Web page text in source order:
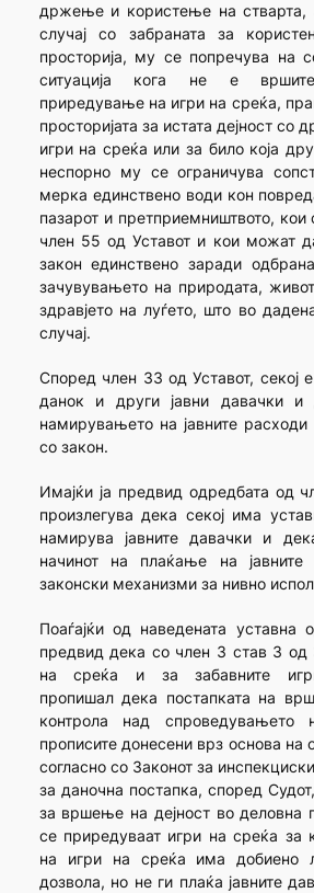
држење и користење на стварта,
случај со забраната за
просторија, му се попречува на
ситуација кога не е
приредување на игри на среќа,
просторијата за истата дејност со
игри на среќа или за било која
неспорно му се ограничува
мерка единствено води кон
пазарот и претприемништвото, кои
член 55 од Уставот и кои можат
закон единствено заради
зачувувањето на природата,
здравјето на луѓето, што во
случај.
Според член 33 од Уставот, секој
данок и други јавни давачки и
намирувањето на јавните
со закон.
Имајќи ја предвид одредбата од
произлегува дека секој има
намирува јавните давачки и
начинот на плаќање на јавните
законски механизми за нивно
Поаѓајќи од наведената уставна
предвид дека со член 3 став 3 од
на среќа и за забавните
пропишал дека постапката на
контрола над спроведувањето
прописите донесени врз основа на
согласно со Законот за
за даночна постапка, според
за вршење на дејност во деловна
се приредуваат игри на среќа за
на игри на среќа има добиено
дозвола, но не ги плаќа јавните